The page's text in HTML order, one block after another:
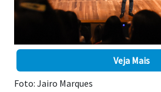
Veja Mais
Foto: Jairo Marques